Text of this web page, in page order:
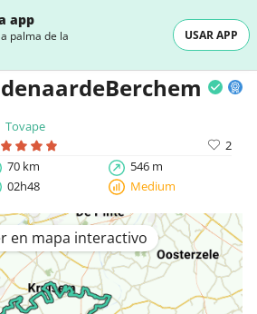
app
palma de la
USAR APP
Tovape
2
70 km
546 m
02h48
Medium
en mapa interactivo